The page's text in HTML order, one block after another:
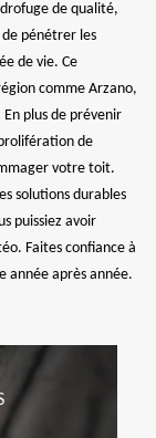
de qualité,
pénétrer les
de vie. Ce
comme Arzano,
plus de prévenir
de
votre toit.
solutions durables
puissiez avoir
Faites confiance à
année après année.